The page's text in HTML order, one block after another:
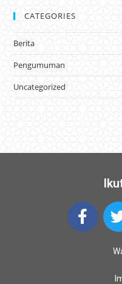
CATEGORIES
Berita
Pengumuman
Uncategorized